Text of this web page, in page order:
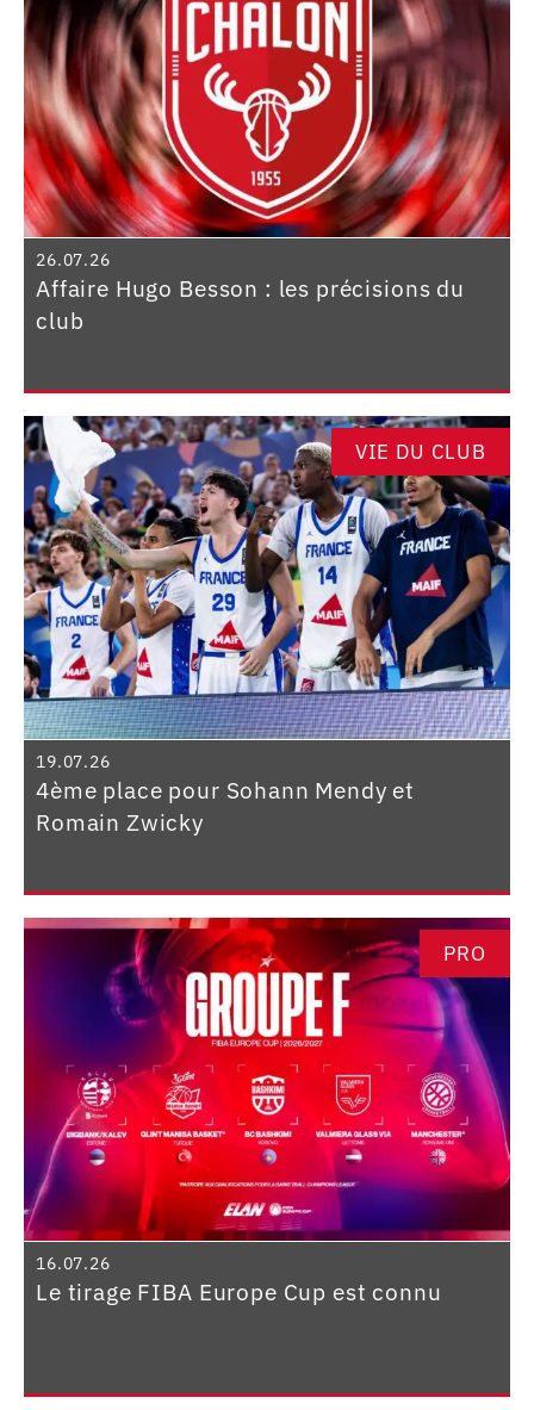
26.07.26
Affaire Hugo Besson : les précisions du
club
VIE DU CLUB
19.07.26
4ème place pour Sohann Mendy et
Romain Zwicky
PRO
16.07.26
Le tirage FIBA Europe Cup est connu